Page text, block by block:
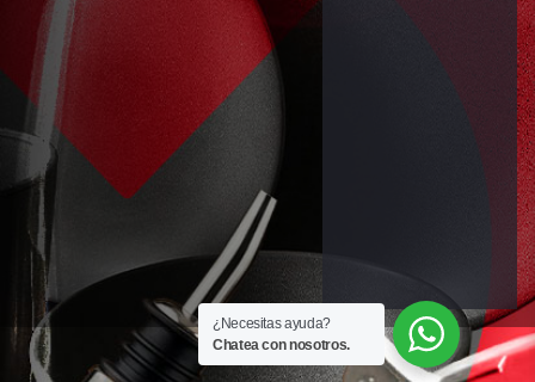
¿Necesitas ayuda?
Chatea con nosotros.